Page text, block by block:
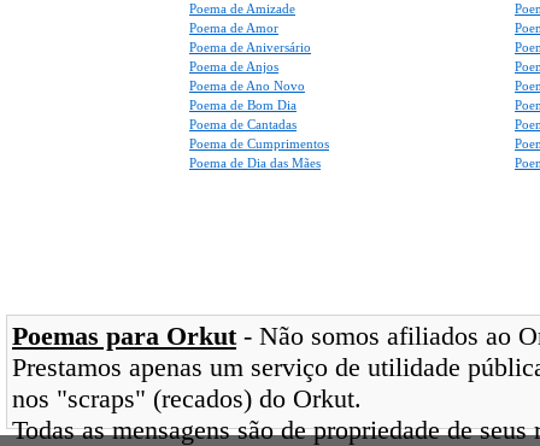
Poema de Amizade
Poema de Amor
Poema de Aniversário
Poema de Anjos
Poema de Ano Novo
Poema de Bom Dia
Poema de Cantadas
Poema de Cumprimentos
Poema de Dia das Mães
Poemas para Orkut- Não somos afiliados ao
Prestamos apenas um serviço de utilidade
nos "scraps" (recados) do Orkut.
Todas as mensagens são de propriedade de